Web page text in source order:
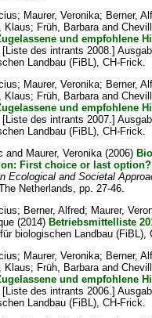
; Maurer, Veronika; Berner,
Klaus; Früh, Barbaraand
und empfohlene
[Liste des intrants 2008.]
Landbau (FiBL), CH-Frick.
; Maurer, Veronika; Berner,
Klaus; Früh, Barbaraand
und empfohlene
[Liste des intrants 2007.]
Landbau (FiBL), CH-Frick.
and Maurer, Veronika(2006)
First choice or last option?
Ecological and Societal
Netherlands, pp. 27-46.
; Berner, Alfred; Maurer,
(2014) Betriebsmittelliste
biologischen Landbau (FiBL),
; Maurer, Veronika; Berner,
Klaus; Früh, Barbaraand
und empfohlene
[Liste des intrants 2006.]
Landbau (FiBL), CH-Frick.